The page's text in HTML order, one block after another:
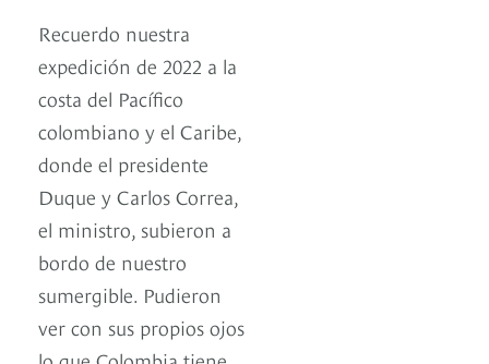
Recuerdo nuestra
expedición de 2022 a la
costa del Pacífico
colombiano y el Caribe,
donde el presidente
Duque y Carlos Correa,
el ministro, subieron a
bordo de nuestro
sumergible. Pudieron
ver con sus propios ojos